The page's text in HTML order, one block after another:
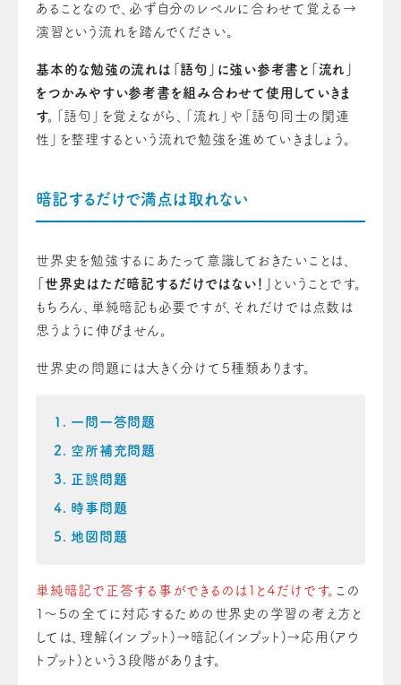
あることなので、必ず自分のレベルに合わせて覚える→
演習という流れを踏んでください。
基本的な勉強の流れは「語句」に強い参考書と「流れ」
をつかみやすい参考書を組み合わせて使用していきま
す。
「語句」を覚えながら、「流れ」や「語句同士の関連
性」を整理するという流れで勉強を進めていきましょう。
暗記するだけで満点は取れない
世界史を勉強するにあたって意識しておきたいことは、
「世界史はただ暗記するだけではない！」
ということです。
もちろん、単純暗記も必要ですが、それだけでは点数は
思うように伸びません。
世界史の問題には大きく分けて５種類あります。
一問一答問題
空所補充問題
正誤問題
時事問題
地図問題
単純暗記で正答する事ができるのは１と４だけです。 この
１～５の全てに対応するための世界史の学習の考え方と
しては、理解(インプット)→暗記(インプット)→応用(アウ
トプット)という３段階があります。